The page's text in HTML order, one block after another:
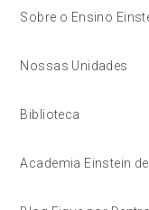
Sobre o Ensino
Nossas Unidades
Biblioteca
Academia Einstein